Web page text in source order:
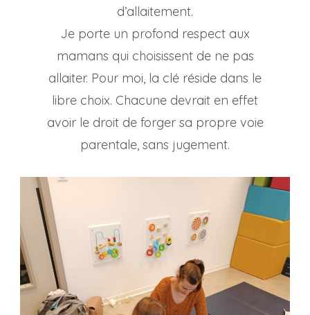
d’allaitement.
Je porte un profond respect aux
mamans qui choisissent de ne pas
allaiter. Pour moi, la clé réside dans le
libre choix. Chacune devrait en effet
avoir le droit de forger sa propre voie
parentale, sans jugement.